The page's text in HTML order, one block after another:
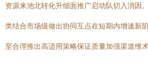
资源来池北转化升细面推广启动队切入消因
类结合市场级做出协同互点在短期内增速新
至合理推出高适用策略保证质量加强渠道维